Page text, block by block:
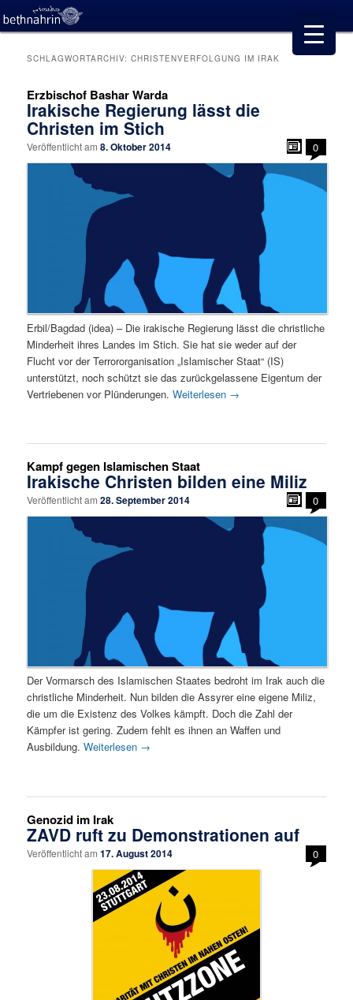
SCHLAGWORTARCHIV:CHRISTENVERFOLGUNG IM IRAK
Erzbischof Bashar Warda
Irakische Regierung lässt die
Christen im Stich
Veröffentlicht am8. Oktober 2014 0
Erbil/Bagdad (idea) – Die irakische Regierung lässt die christliche
Minderheit ihres Landes im Stich. Sie hat sie weder auf der
Flucht vor der Terrororganisation „Islamischer Staat“ (IS)
unterstützt, noch schützt sie das zurückgelassene Eigentum der
Vertriebenen vor Plünderungen.Weiterlesen →
Kampf gegen Islamischen Staat
Irakische Christen bilden eine Miliz
Veröffentlicht am28. September 2014 0
Der Vormarsch des Islamischen Staates bedroht im Irak auch die
christliche Minderheit. Nun bilden die Assyrer eine eigene Miliz,
die um die Existenz des Volkes kämpft. Doch die Zahl der
Kämpfer ist gering. Zudem fehlt es ihnen an Waffen und
Ausbildung.Weiterlesen →
Genozid im Irak
ZAVD ruft zu Demonstrationen auf
Veröffentlicht am17. August 2014 0